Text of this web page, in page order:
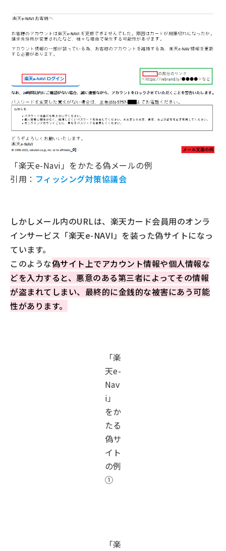
「楽天e-Navi」をかたる偽メールの例
引用： フィッシング対策協議会
しかしメール内のURLは、楽天カード会員用のオンラ
インサービス「楽天e-NAVI」を装った偽サイトになっ
ています。
このような偽サイト上でアカウント情報や個人情報な
どを入力すると、悪意のある第三者によってその情報
が盗まれてしまい、最終的に金銭的な被害にあう可能
性があります。
「楽
天e-
Nav
i」
をか
たる
偽サ
イト
の例
①
「楽